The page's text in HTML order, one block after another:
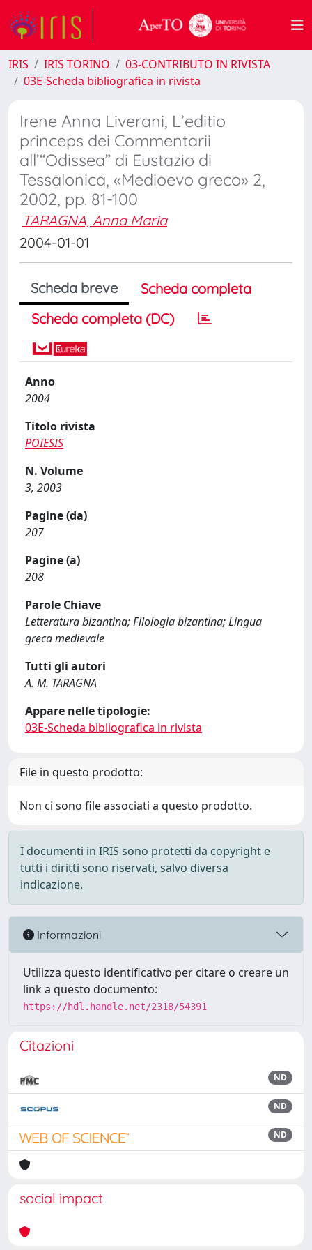
IRIS IRIS TORINO
03-CONTRIBUTO IN RIVISTA
03E-Scheda bibliografica in rivista
Irene Anna Liverani, L’editio
princeps dei Commentarii
all’“Odissea” di Eustazio di
Tessalonica, «Medioevo greco» 2,
2002, pp. 81-100
TARAGNA, Anna Maria
2004-01-01
Scheda breve
Scheda completa
Scheda completa (DC)
Anno
2004
Titolo rivista
POIESIS
N. Volume
3, 2003
Pagine (da)
207
Pagine (a)
208
Parole Chiave
Letteratura bizantina; Filologia bizantina; Lingua
greca medievale
Tutti gli autori
A. M. TARAGNA
Appare nelle tipologie:
03E-Scheda bibliografica in rivista
File in questo prodotto:
Non ci sono file associati a questo prodotto.
I documenti in IRIS sono protetti da copyright e
tutti i diritti sono riservati, salvo diversa
indicazione.
Informazioni
Utilizza questo identificativo per citare o creare un
link a questo documento:
https://hdl.handle.net/2318/54391
Citazioni
ND
ND
ND
social impact